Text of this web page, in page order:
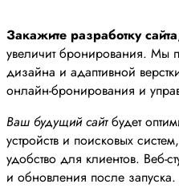
Закажите разработку сайта
увеличит бронирования. Мы
дизайна и адаптивной
онлайн-бронирования и
Ваш будущий сайтбудет
устройств и поисковых
удобство для клиентов. Веб-
и обновления после запуска.